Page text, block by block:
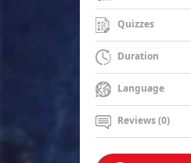
Quizzes
Duration
Language
Reviews (0)